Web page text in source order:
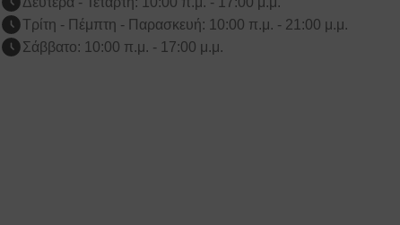
Τρίτη - Πέμπτη - Παρασκευή: 10:00 π.μ. - 21:00 μ.μ.
Σάββατο: 10:00 π.μ. - 17:00 μ.μ.